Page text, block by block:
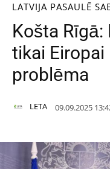
LATVIJA PASAULĒ
Košta Rīgā:
tikai
problēma
LETA 09.09.2025